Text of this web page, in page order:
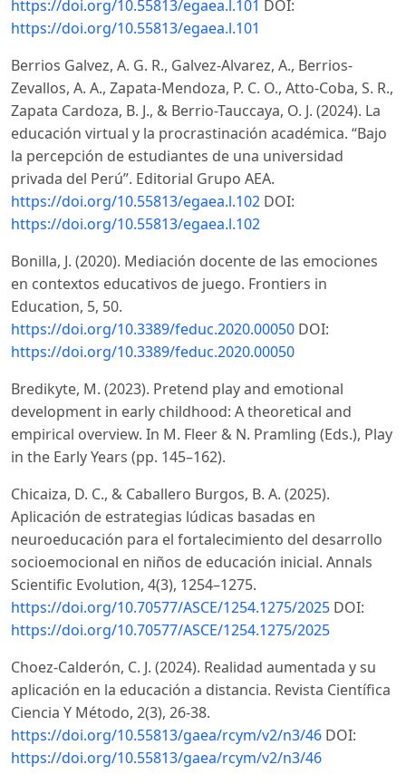
https://doi.org/10.55813/egaea.l.101 DOI:
https://doi.org/10.55813/egaea.l.101
Berrios Galvez, A. G. R., Galvez-Alvarez, A., Berrios-
Zevallos, A. A., Zapata-Mendoza, P. C. O., Atto-Coba, S. R.,
Zapata Cardoza, B. J., & Berrio-Tauccaya, O. J. (2024). La
educación virtual y la procrastinación académica. “Bajo
la percepción de estudiantes de una universidad
privada del Perú”. Editorial Grupo AEA.
https://doi.org/10.55813/egaea.l.102 DOI:
https://doi.org/10.55813/egaea.l.102
Bonilla, J. (2020). Mediación docente de las emociones
en contextos educativos de juego. Frontiers in
Education, 5, 50.
https://doi.org/10.3389/feduc.2020.00050 DOI:
https://doi.org/10.3389/feduc.2020.00050
Bredikyte, M. (2023). Pretend play and emotional
development in early childhood: A theoretical and
empirical overview. In M. Fleer & N. Pramling (Eds.), Play
in the Early Years (pp. 145–162).
Chicaiza, D. C., & Caballero Burgos, B. A. (2025).
Aplicación de estrategias lúdicas basadas en
neuroeducación para el fortalecimiento del desarrollo
socioemocional en niños de educación inicial. Annals
Scientific Evolution, 4(3), 1254–1275.
https://doi.org/10.70577/ASCE/1254.1275/2025 DOI:
https://doi.org/10.70577/ASCE/1254.1275/2025
Choez-Calderón, C. J. (2024). Realidad aumentada y su
aplicación en la educación a distancia. Revista Científica
Ciencia Y Método, 2(3), 26-38.
https://doi.org/10.55813/gaea/rcym/v2/n3/46 DOI:
https://doi.org/10.55813/gaea/rcym/v2/n3/46